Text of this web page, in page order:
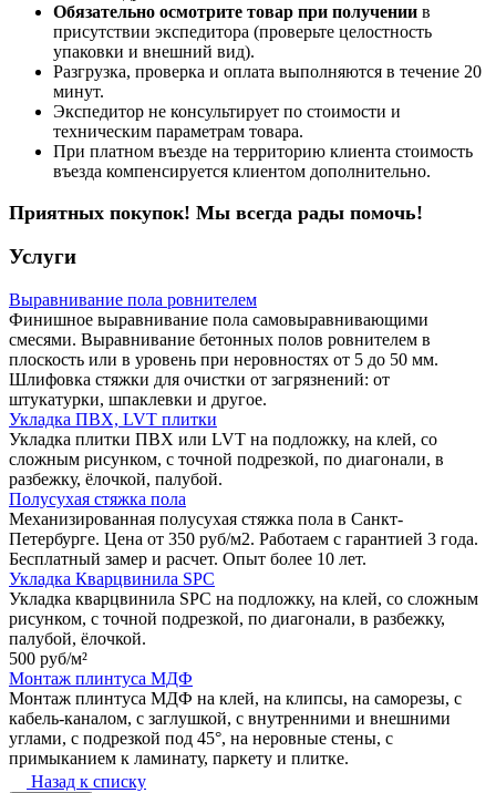
Обязательно осмотрите товар при получении в
присутствии экспедитора (проверьте целостность
упаковки и внешний вид).
Разгрузка, проверка и оплата выполняются в течение 20
минут.
Экспедитор не консультирует по стоимости и
техническим параметрам товара.
При платном въезде на территорию клиента стоимость
въезда компенсируется клиентом дополнительно.
Приятных покупок! Мы всегда рады помочь!
Услуги
Выравнивание пола ровнителем
Финишное выравнивание пола самовыравнивающими
смесями. Выравнивание бетонных полов ровнителем в
плоскость или в уровень при неровностях от 5 до 50 мм.
Шлифовка стяжки для очистки от загрязнений: от
штукатурки, шпаклевки и другое.
Укладка ПВХ, LVT плитки
Укладка плитки ПВХ или LVT на подложку, на клей, со
сложным рисунком, с точной подрезкой, по диагонали, в
разбежку, ёлочкой, палубой.
Полусухая стяжка пола
Механизированная полусухая стяжка пола в Санкт-
Петербурге. Цена от 350 руб/м2. Работаем с гарантией 3 года.
Бесплатный замер и расчет. Опыт более 10 лет.
Укладка Кварцвинила SPC
Укладка кварцвинила SPC на подложку, на клей, со сложным
рисунком, с точной подрезкой, по диагонали, в разбежку,
палубой, ёлочкой.
500 руб/м²
Монтаж плинтуса МДФ
Монтаж плинтуса МДФ на клей, на клипсы, на саморезы, с
кабель-каналом, с заглушкой, с внутренними и внешними
углами, с подрезкой под 45°, на неровные стены, с
примыканием к ламинату, паркету и плитке.
Назад к списку